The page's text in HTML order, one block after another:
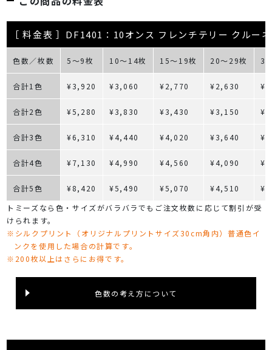
［ 料金表 ］DF1401：10オンス フレンチテリー クルー
色数／枚数 5～9枚 10～14枚 15～19枚 20～29枚
合計1色 ¥3,920 ¥3,060 ¥2,770 ¥2,630
合計2色 ¥5,280 ¥3,830 ¥3,430 ¥3,150
合計3色 ¥6,310 ¥4,440 ¥4,020 ¥3,640
合計4色 ¥7,130 ¥4,990 ¥4,560 ¥4,090
合計5色 ¥8,420 ¥5,490 ¥5,070 ¥4,510
トミーズなら色・サイズがバラバラでもご注文枚数に応じて割引が受
けられます。
※シルクプリント（オリジナルプリントサイズ30cm角内）普通色イ
ンクを使用した場合の計算です。
※200枚以上はさらにお得です。
色数の考え方について